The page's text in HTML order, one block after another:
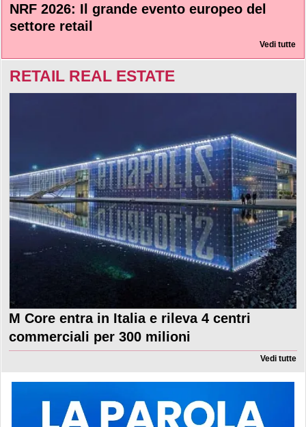
NRF 2026: Il grande evento europeo del
settore retail
Vedi tutte
RETAIL REAL ESTATE
M Core entra in Italia e rileva 4 centri
commerciali per 300 milioni
Vedi tutte